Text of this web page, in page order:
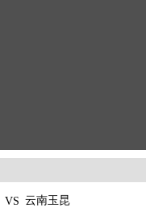
VS 云南玉昆